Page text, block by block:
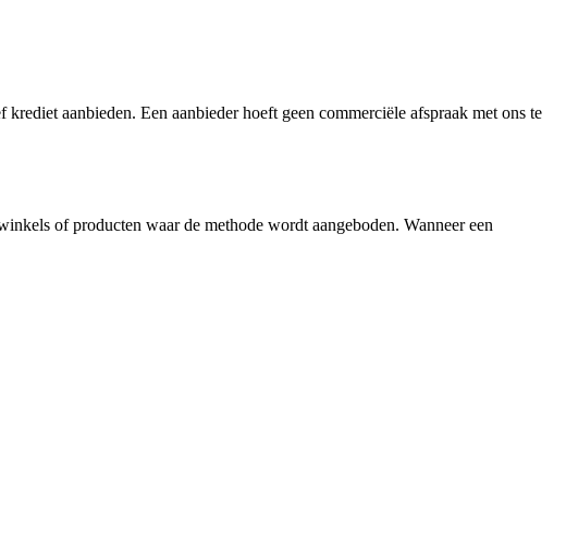
aanbieden. Een aanbieder hoeft geen commerciële afspraak met ons te
of producten waar de methode wordt aangeboden. Wanneer een